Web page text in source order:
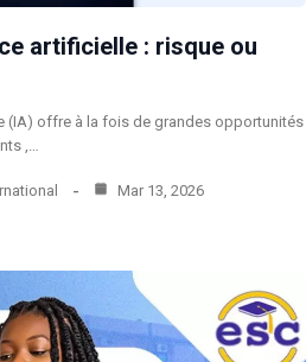
artificielle : risque ou
(IA) offre à la fois de grandes opportunités
,…
Mar 13, 2026